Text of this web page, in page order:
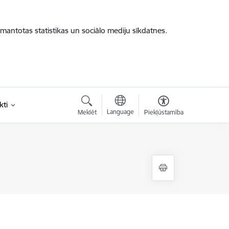
statistikas un sociālo mediju sīkdatnes.
Meklēt Language Piekļūstamība